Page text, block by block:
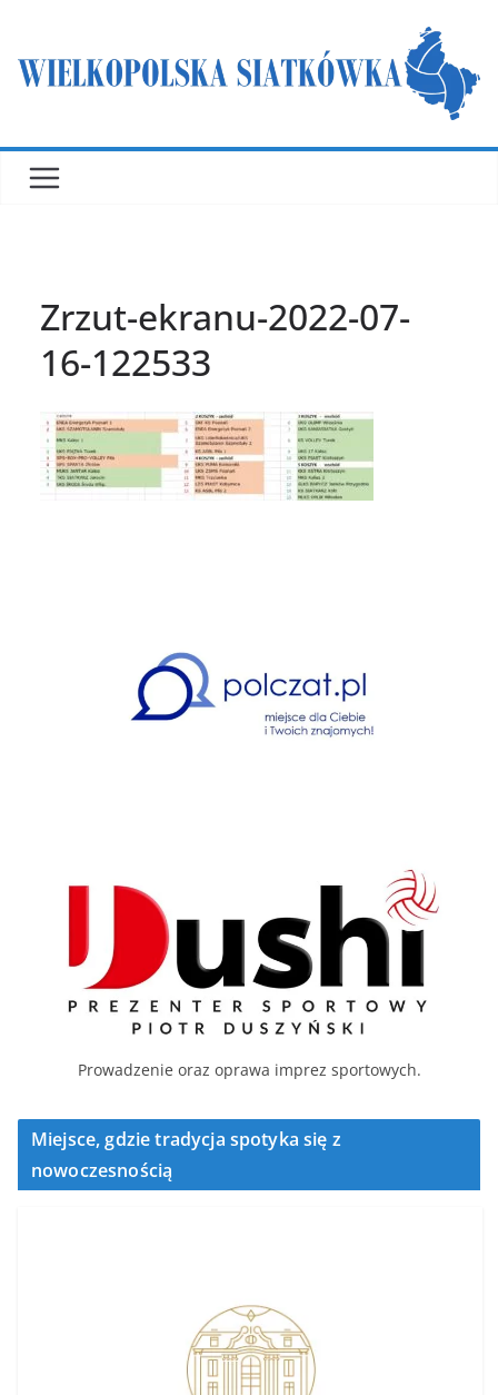
treści
Zrzut-ekranu-2022-07-
16-122533
Prowadzenie oraz oprawa imprez sportowych.
Miejsce, gdzie tradycja spotyka się z
nowoczesnością